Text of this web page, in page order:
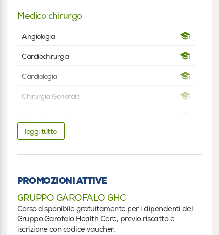
Medico chirurgo
Angiologia
Cardiochirurgia
Cardiologia
Chirurgia Generale
Nefrologia
Infermiere
Infermiere
Altro
Altro
leggi tutto
PROMOZIONI ATTIVE
GRUPPO GAROFALO GHC
Corso disponibile gratuitamente per i dipendenti del
Gruppo Garofalo Health Care, previo riscatto e
iscrizione con codice vaucher.